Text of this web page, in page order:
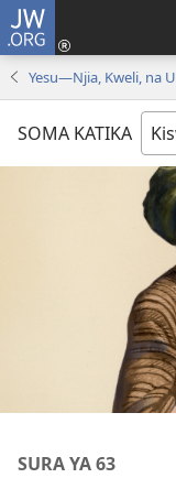
JW.ORG
Yesu​—Njia, Kweli, na
SOMA KATIKA
SURA YA 63